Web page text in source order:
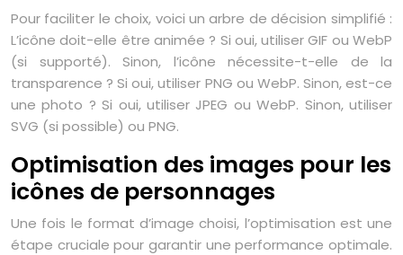
Pour faciliter le choix, voici un arbre de décision simplifié :
L’icône doit-elle être animée ? Si oui, utiliser GIF ou WebP
(si supporté). Sinon, l’icône nécessite-t-elle de la
transparence ? Si oui, utiliser PNG ou WebP. Sinon, est-ce
une photo ? Si oui, utiliser JPEG ou WebP. Sinon, utiliser
SVG (si possible) ou PNG.
Optimisation des images pour les
icônes de personnages
Une fois le format d’image choisi, l’optimisation est une
étape cruciale pour garantir une performance optimale.